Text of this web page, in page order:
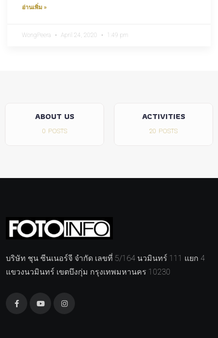
อ่านเพิ่ม »
WongPeera April 24, 2020 1:49 pm
ABOUT US
0 POSTS
ACTIVITIES
20 POSTS
บริษัท ชุน ซีนเนอร์จี จำกัด เลขที่ 5/164 นวมินทร์ 111 แยก 4
แขวงนวมินทร์ เขตบึงกุ่ม กรุงเทพมหานคร 10230